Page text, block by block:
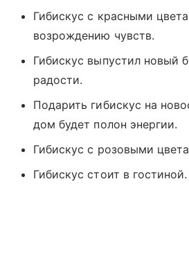
Гибискус с красными
возрождению чувств.
Гибискус выпустил новый
радости.
Подарить гибискус на
дом будет полон энергии.
Гибискус с розовыми
Гибискус стоит в